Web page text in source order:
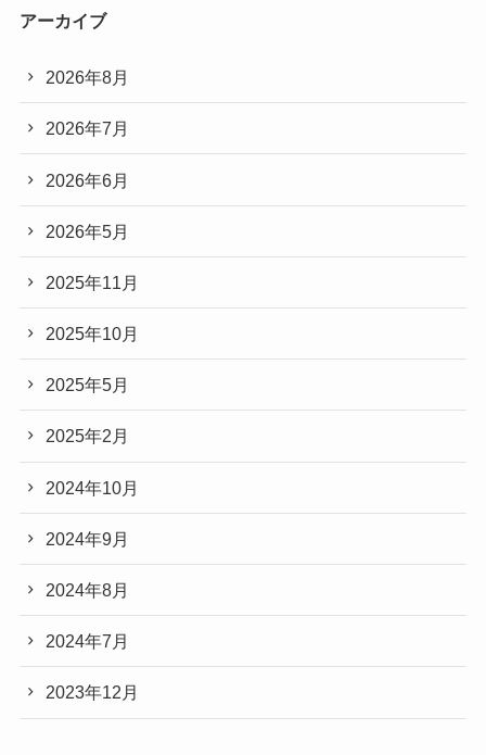
アーカイブ
2026年8月
2026年7月
2026年6月
2026年5月
2025年11月
2025年10月
2025年5月
2025年2月
2024年10月
2024年9月
2024年8月
2024年7月
2023年12月